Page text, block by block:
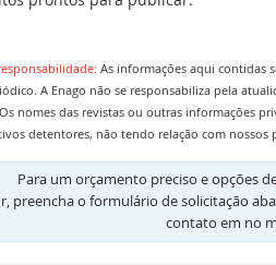
As informações aqui contidas
A Enago não se responsabiliza pela
nomes das revistas ou outras informações
detentores, não tendo relação com
Para um orçamento preciso e opções
preencha o formulário de solicitação
contato em no